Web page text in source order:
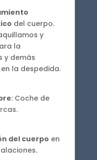
del cuerpo.
y
la
y demás
la despedida.
: Coche de
del cuerpo en